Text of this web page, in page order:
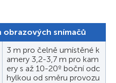
obrazových snímačů
3 m pro čelně umístěné k
amery 3,2-3,7 m pro kam
ery s až 10-20º boční odc
hylkou od směru provozu